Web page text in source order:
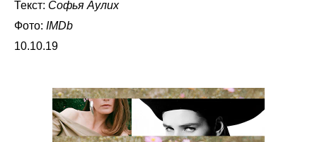
Текст: Софья Аулих
Фото: IMDb
10.10.19